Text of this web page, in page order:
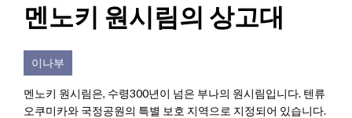
멘노키 원시림의 상고대
이나부
멘노키 원시림은, 수령300년이 넘은 부나의 원시림입니다. 텐류
오쿠미카와 국정공원의 특별 보호 지역으로 지정되어 있습니다.